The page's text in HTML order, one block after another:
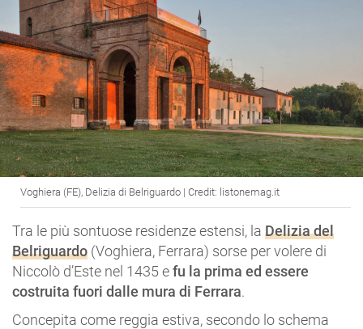
Voghiera (FE), Delizia di Belriguardo | Credit: listonemag.it
Tra le più sontuose residenze estensi, la Delizia del
Belriguardo (Voghiera, Ferrara) sorse per volere di
Niccolò d’Este nel 1435 efu la prima ed essere
costruita fuori dalle mura di Ferrara.
Concepita come reggia estiva, secondo lo schema